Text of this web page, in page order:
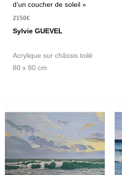
d’un coucher de soleil »
2150€
Sylvie GUEVEL
Acrylique sur châssis toilé
80 x 80 cm